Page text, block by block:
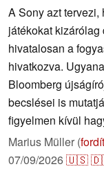
A Sony azt
játékokat
hivatalosan a
hivatkozva.
Bloomberg
becslései is
figyelmen kívül
Marius Müller (
07/09/2026🇺🇸